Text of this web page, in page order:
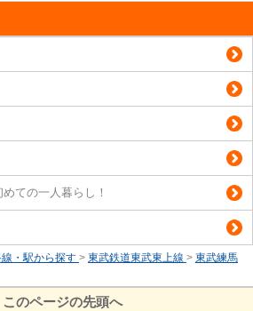
ての一人暮らし！
・駅から探す > 東武鉄道東武東上線 > 東武練馬
のページの先頭へ